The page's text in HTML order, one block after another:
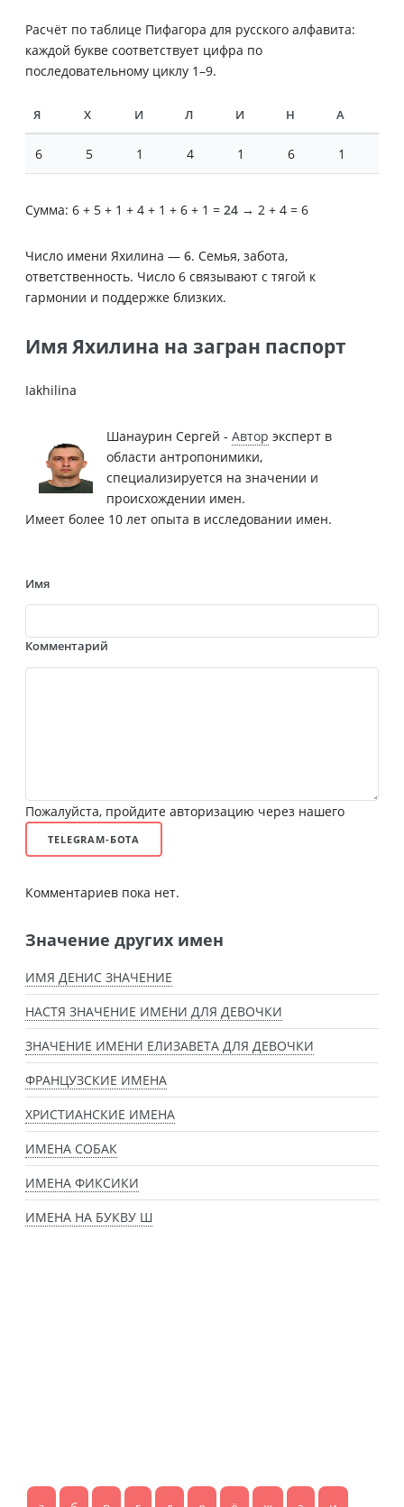
Расчёт по таблице Пифагора для русского алфавита:
каждой букве соответствует цифра по
последовательному циклу 1–9.
Я Х И Л И Н А
6 5 1 4 1 6 1
Сумма: 6 + 5 + 1 + 4 + 1 + 6 + 1 = 24 → 2 + 4 = 6
Число имени Яхилина — 6. Семья, забота,
ответственность. Число 6 связывают с тягой к
гармонии и поддержке близких.
Имя Яхилина на загран паспорт
Iakhilina
Шанаурин Сергей - Автор эксперт в
области антропонимики,
специализируется на значении и
происхождении имен.
Имеет более 10 лет опыта в исследовании имен.
Имя
Комментарий
Пожалуйста, пройдите авторизацию через нашего
TELEGRAM-БОТА
Комментариев пока нет.
Значение других имен
ИМЯ ДЕНИС ЗНАЧЕНИЕ
НАСТЯ ЗНАЧЕНИЕ ИМЕНИ ДЛЯ ДЕВОЧКИ
ЗНАЧЕНИЕ ИМЕНИ ЕЛИЗАВЕТА ДЛЯ ДЕВОЧКИ
ФРАНЦУЗСКИЕ ИМЕНА
ХРИСТИАНСКИЕ ИМЕНА
ИМЕНА СОБАК
ИМЕНА ФИКСИКИ
ИМЕНА НА БУКВУ Ш